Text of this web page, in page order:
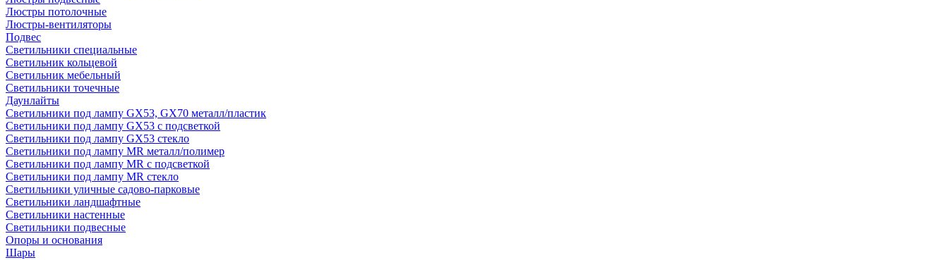
Люстры потолочные
Люстры-вентиляторы
Подвес
Светильники специальные
Светильник кольцевой
Светильник мебельный
Светильники точечные
Даунлайты
Светильники под лампу GX53, GX70 металл/пластик
Светильники под лампу GX53 с подсветкой
Светильники под лампу GX53 стекло
Светильники под лампу MR металл/полимер
Светильники под лампу MR с подсветкой
Светильники под лампу MR стекло
Светильники уличные садово-парковые
Светильники ландшафтные
Светильники настенные
Светильники подвесные
Опоры и основания
Шары